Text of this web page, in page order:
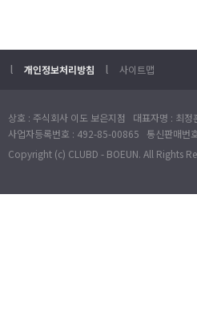
l 개인정보처리방침 l 사이트맵
상호 : 주식회사 이도 보은지점 대표자명 : 최
사업자등록번호 : 492-85-00865 통신판매
Copyright (c) CLUBD - BOEUN. All Rights